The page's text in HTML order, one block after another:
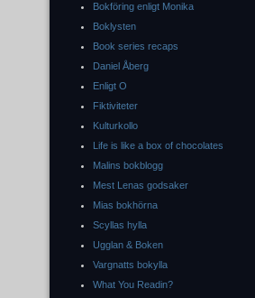
Bokföring enligt Monika
Boklysten
Book series recaps
Daniel Åberg
Enligt O
Fiktiviteter
Kulturkollo
Life is like a box of chocolates
Malins bokblogg
Mest Lenas godsaker
Mias bokhörna
Scyllas hylla
Ugglan & Boken
Vargnatts bokylla
What You Readin?